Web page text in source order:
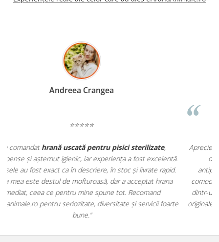
Madalina Stancea
Apreciez foarte mult faptul că peehranaanimale.ro
găsesc nu
doar hrană, ci și produse dinfarmacia veterinară
antiparazitare, suplimente și soluții de îngrijire. Este foarte
comod să pot comanda tot ce am nevoie pentru animalul meu
dintr-un singur loc. Livrarea a fost rapidă, iar produsele au fost
originale și în termen. Magazin serios, bine organizat și foarte util
pentru orice stăpân de animale.